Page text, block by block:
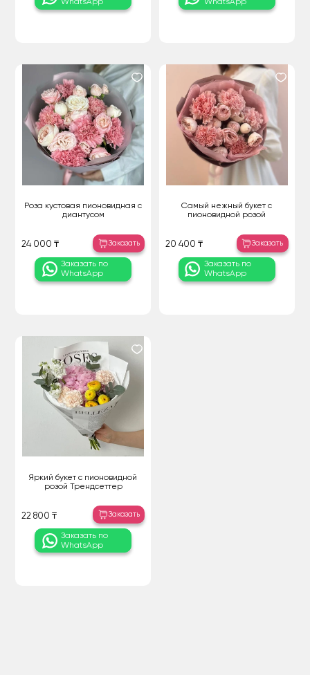
WhatsApp WhatsApp
Роза кустовая пионовидная с
диантусом
24 000 ₸ Заказать
Заказать по
WhatsApp
Самый нежный букет с
пионовидной розой
20 400 ₸ Заказать
Заказать по
WhatsApp
Яркий букет с пионовидной
розой Трендсеттер
22 800 ₸ Заказать
Заказать по
WhatsApp